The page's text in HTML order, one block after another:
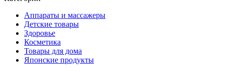
Аппараты и массажеры
Детские товары
Здоровье
Косметика
Товары для дома
Японские продукты